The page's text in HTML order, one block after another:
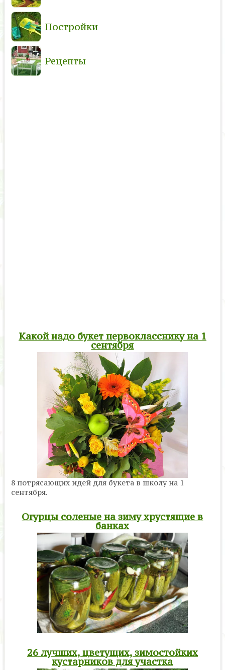
Постройки
Рецепты
Какой надо букет первокласснику на 1
сентября
8 потрясающих идей для букета в школу на 1
сентября.
Огурцы соленые на зиму хрустящие в
банках
26 лучших, цветущих, зимостойких
кустарников для участка